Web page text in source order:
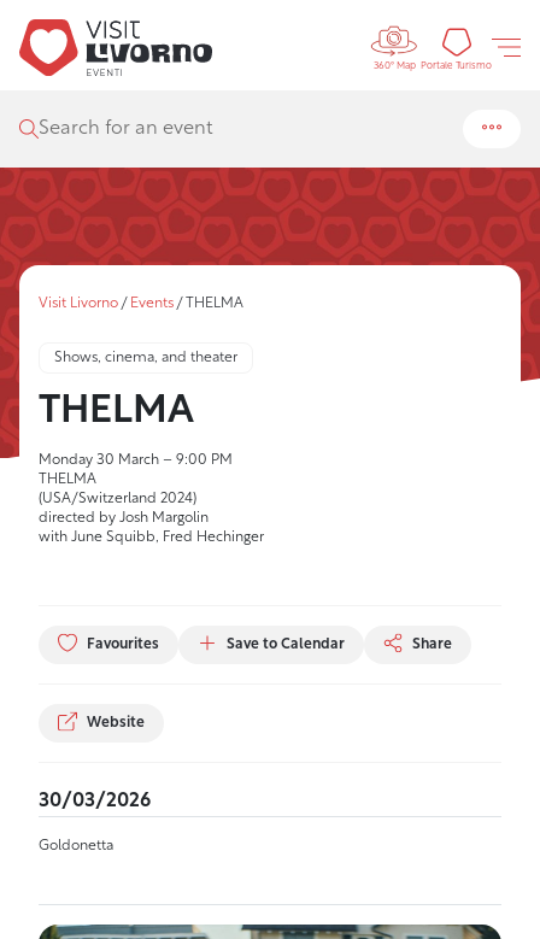
Controls
360° Map Portale Turismo
Search for an event
Visit Livorno / Events / THELMA
Shows, cinema, and theater
THELMA
Monday 30 March – 9:00 PM
THELMA
(USA/Switzerland 2024)
directed by Josh Margolin
with June Squibb, Fred Hechinger
Favourites Save to Calendar Share
Website
30/03/2026
Goldonetta